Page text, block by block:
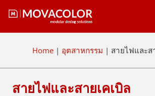
Home | อุตสาหกรรม | สายไฟและส
สายไฟและสายเคเบิล